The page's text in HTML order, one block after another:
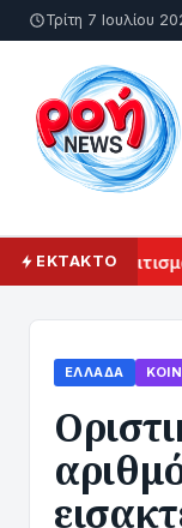
Τρίτη 7 Ιουλίου
ΕΚΤΑΚΤΟ
ΕΛΛΆΔΑ